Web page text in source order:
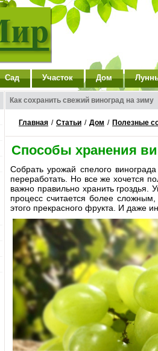
Сад Участок Дом
Как сохранить свежий виноград на зиму
Главная / Статьи / Дом / Полезные
Способы хранения
Собрать урожай спелого
переработать. Но все же хочется
важно правильно хранить гроздья.
процесс считается более
этого прекрасного фрукта. И даже